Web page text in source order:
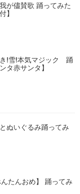
が儘賛歌 踊ってみた
】
き!雪!本気マジック 踊
タ赤サンタ】
ぬいぐるみ踊ってみ
んたんおめ】 踊ってみ